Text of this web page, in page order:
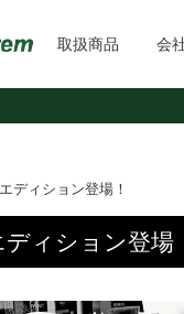
取扱商品 会
ディション登場！
ディション登場